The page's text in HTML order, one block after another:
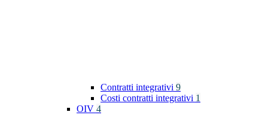
Contratti integrativi 9
Costi contratti integrativi 1
OIV 4